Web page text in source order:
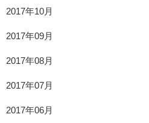
2017年10月
2017年09月
2017年08月
2017年07月
2017年06月